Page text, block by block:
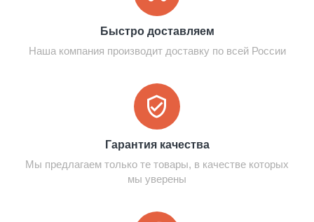
Быстро доставляем
Наша компания производит доставку по всей России
Гарантия качества
Мы предлагаем только те товары, в качестве которых
мы уверены